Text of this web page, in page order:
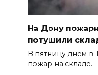
На Дону
потушили
В пятницу днем в
пожар на складе.